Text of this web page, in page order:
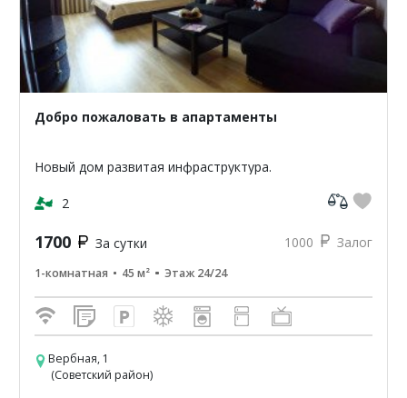
Добро пожаловать в апартаменты
Новый дом развитая инфраструктура.
2
1700 За сутки 1000 Залог
1-комнатная 45 м² Этаж 24/24
Вербная, 1
(Советский район)